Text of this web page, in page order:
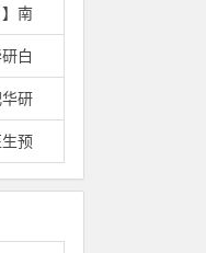
】南
研白
研
预